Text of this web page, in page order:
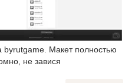
Макет полностью
не завися